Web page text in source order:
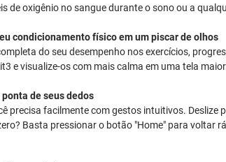
de oxigênio no sangue durante o sono ou a
condicionamento físico em um piscar de olhos
do seu desempenho nos exercícios,
e visualize-os com mais calma em uma tela
de seus dedos
precisa facilmente com gestos intuitivos.
Basta pressionar o botão "Home" para voltar